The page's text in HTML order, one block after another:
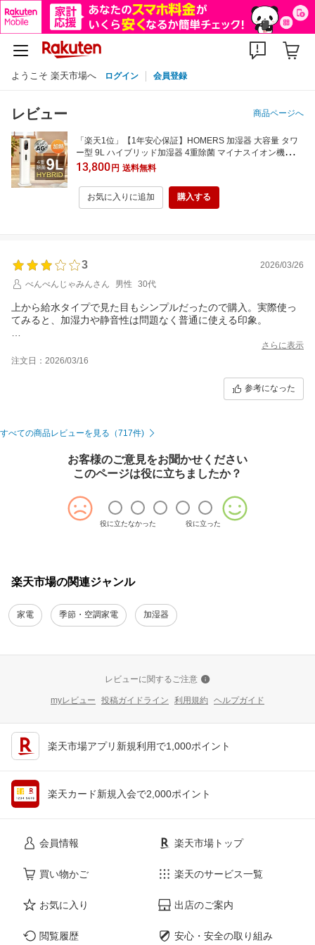
ようこそ 楽天市場へ ログイン 会員登録
レビュー 商品ページへ
「楽天1位」【1年安心保証】HOMERS 加湿器 大容量 タワ
ー型 9L ハイブリッド加湿器 4重除菌 マイナスイオン機能 U
V除菌 ヒーター機能 高温除菌 6段階加湿量調節 自動湿度調
節 タイマー付き アロマ/次亜塩素酸水対応 上部給水 360°回
転噴霧
13,800円 送料無料
お気に入りに追加 購入する
3
2026/03/26
べんべんじゃみんさん
男性 30代
上から給水タイプで見た目もシンプルだったので購入。実際使っ
てみると、加湿力や静音性は問題なく普通に使える印象。
特に気になったのが給水時で、上から水を入れるときにかなりゆ
っくり注がないと、満タンじゃなくても水が溢れてきます…。こ
した。
とはいえ基本的な加湿機能はちゃんとしているので、「とりあえ
ず使えればOK」という人にはアリだと思います。
注文番号：413042-20260316-0296413904
さらに表示
注文日：2026/03/16
参考になった
すべての商品レビューを見る（717件)
お客様のご意見をお聞かせください
このページは役に立ちましたか？
役に立たなかった 役に立った
楽天市場の関連ジャンル
家電 季節・空調家電 加湿器
レビューに関するご注意
myレビュー 投稿ガイドライン 利用規約 ヘルプガイド
楽天市場アプリ新規利用で1,000ポイント
楽天カード新規入会で2,000ポイント
会員情報
買い物かご
お気に入り
閲覧履歴
楽天市場トップ
楽天のサービス一覧
出店のご案内
安心・安全の取り組み